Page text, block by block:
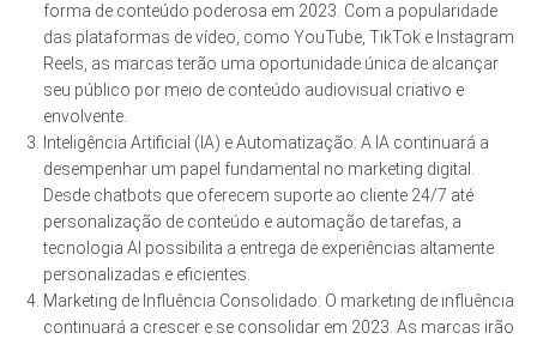
forma de conteúdo poderosa em 2023. Com a popularidade
das plataformas de vídeo, como YouTube, TikTok e Instagram
Reels, as marcas terão uma oportunidade única de alcançar
seu público por meio de conteúdo audiovisual criativo e
envolvente.
Inteligência Artificial (IA) e Automatização: A IA continuará a
desempenhar um papel fundamental no marketing digital.
Desde chatbots que oferecem suporte ao cliente 24/7 até
personalização de conteúdo e automação de tarefas, a
tecnologia AI possibilita a entrega de experiências altamente
personalizadas e eficientes.
Marketing de Influência Consolidado: O marketing de influência
continuará a crescer e se consolidar em 2023. As marcas irão